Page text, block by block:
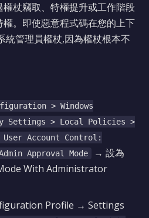
杖竊取、特權提升或工作階段
。即使惡意程式碼在您的上下
統管理員權杖,因為權杖根本不
> Windows
Settings > Local Policies >
Account Control:
Approval Mode
→ 設為
With Administrator
Profile → Settings